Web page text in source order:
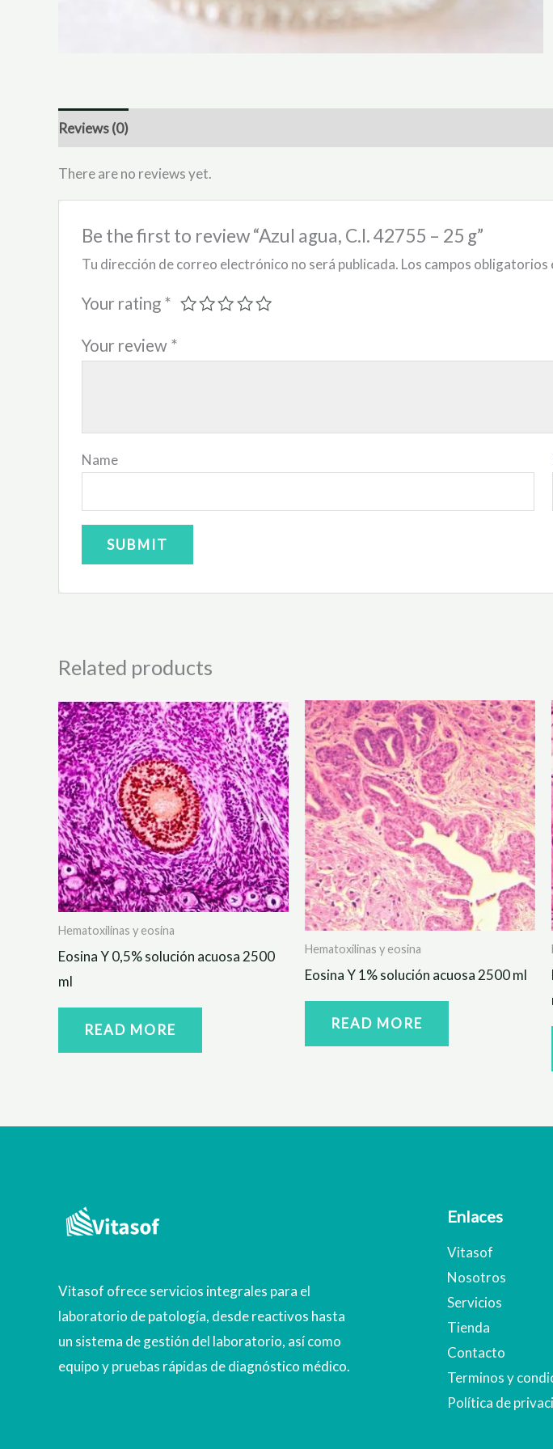
Reviews (0)
There are no reviews yet.
Be the first to review “Azul agua, C.I. 42755 – 25 g”
Tu dirección de correo electrónico no será publicada. Los campos obligatorios
Your rating *
Your review *
Name
Related products
Hematoxilinas y eosina
Eosina Y 0,5% solución acuosa 2500
ml
READ MORE
Hematoxilinas y eosina
Eosina Y 1% solución acuosa 2500 ml
READ MORE
Vitasof ofrece servicios integrales para el
laboratorio de patología, desde reactivos hasta
un sistema de gestión del laboratorio, así como
equipo y pruebas rápidas de diagnóstico médico.
Enlaces
Vitasof
Nosotros
Servicios
Tienda
Contacto
Terminos y
Política de